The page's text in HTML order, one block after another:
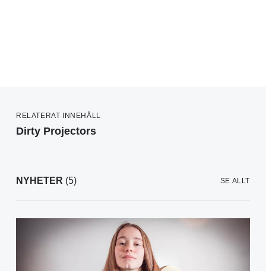
RELATERAT INNEHÅLL
Dirty Projectors
NYHETER (5) SE ALLT